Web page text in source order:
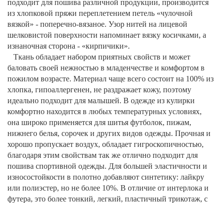
подходит для пошива различной продукции, производится
из хлопковой пряжи переплетением петель «чулочной
вязкой» - поперечно-вязаное. Узор нитей на лицевой
шелковистой поверхности напоминает вязку косичками, а
изнаночная сторона - «кирпичики».
Ткань обладает набором приятных свойств и может
баловать своей нежностью в младенчестве и комфортом в
пожилом возрасте. Материал чаще всего состоит на 100% из
хлопка, гипоаллергенен, не раздражает кожу, поэтому
идеально подходит для малышей. В одежде из кулирки
комфортно находится в любых температурных условиях,
она широко применяется для шитья футболок, пижам,
нижнего белья, сорочек и других видов одежды. Прочная и
хорошо пропускает воздух, обладает гигроскопичностью,
благодаря этим свойствам так же отлично подходит для
пошива спортивной одежды. Для большей эластичности и
износостойкости в полотно добавляют синтетику: лайкру
или полиэстер, но не более 10%. В отличие от интерлока и
футера, это более тонкий, легкий, пластичный трикотаж, с